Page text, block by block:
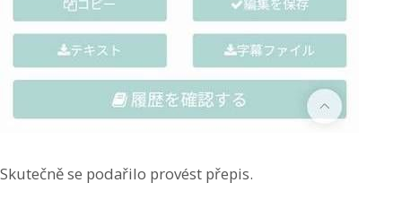
Skutečně se podařilo provést přepis.